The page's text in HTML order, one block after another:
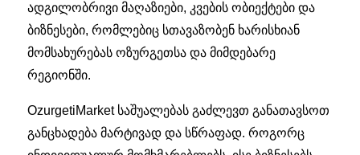
ადგილობრივი მაღაზიები, კვების ობიექტები და
ბიზნესები, რომლებიც სთავაზობენ ხარისხიან
მომსახურებას ოზურგეთსა და მიმდებარე
რეგიონში.
OzurgetiMarket საშუალებას გაძლევთ განათავსოთ
განცხადება მარტივად და სწრაფად. როგორც